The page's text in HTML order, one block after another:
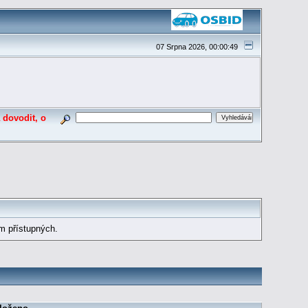
07 Srpna 2026, 00:00:49
dovodit, o
přístupných.